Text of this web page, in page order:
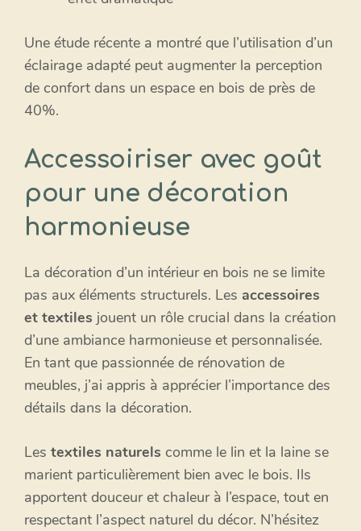
Une étude récente a montré que l’utilisation d’un
éclairage adapté peut augmenter la perception
de confort dans un espace en bois de près de
40%.
Accessoiriser avec goût
pour une décoration
harmonieuse
La décoration d’un intérieur en bois ne se limite
pas aux éléments structurels. Les accessoires
et textiles jouent un rôle crucial dans la création
d’une ambiance harmonieuse et personnalisée.
En tant que passionnée de rénovation de
meubles, j’ai appris à apprécier l’importance des
détails dans la décoration.
Les textiles naturels comme le lin et la laine se
marient particulièrement bien avec le bois. Ils
apportent douceur et chaleur à l’espace, tout en
respectant l’aspect naturel du décor. N’hésitez